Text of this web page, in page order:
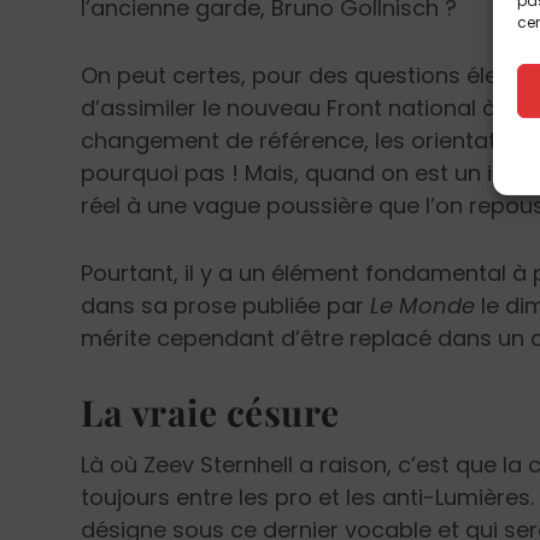
l’ancienne garde, Bruno Gollnisch ?
On peut certes, pour des questions
d’assimiler le nouveau Front national à
changement de référence, les
pourquoi pas ! Mais, quand on est un
réel à une vague poussière que l’on
Pourtant, il y a un élément fondamental à
dans sa prose publiée par Le Monde le
mérite cependant d’être replacé dans un
La vraie césure
Là où Zeev Sternhell a raison, c’est que
toujours entre les pro et les anti-
désigne sous ce dernier vocable et qui